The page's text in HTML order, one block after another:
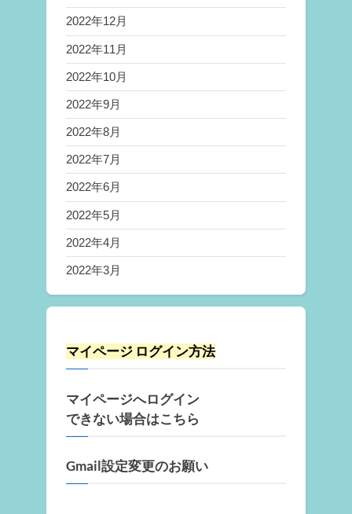
2022年12月
2022年11月
2022年10月
2022年9月
2022年8月
2022年7月
2022年6月
2022年5月
2022年4月
2022年3月
マイページ ログイン方法
マイページへログイン
できない場合はこちら
Gmail設定変更のお願い